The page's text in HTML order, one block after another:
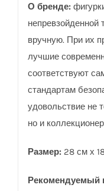
О бренде:
непревзойденной
вручную. При их
лучшие
соответствуют
стандартам
удовольствие не
но и
Размер: 28 см х
Рекомендуемый